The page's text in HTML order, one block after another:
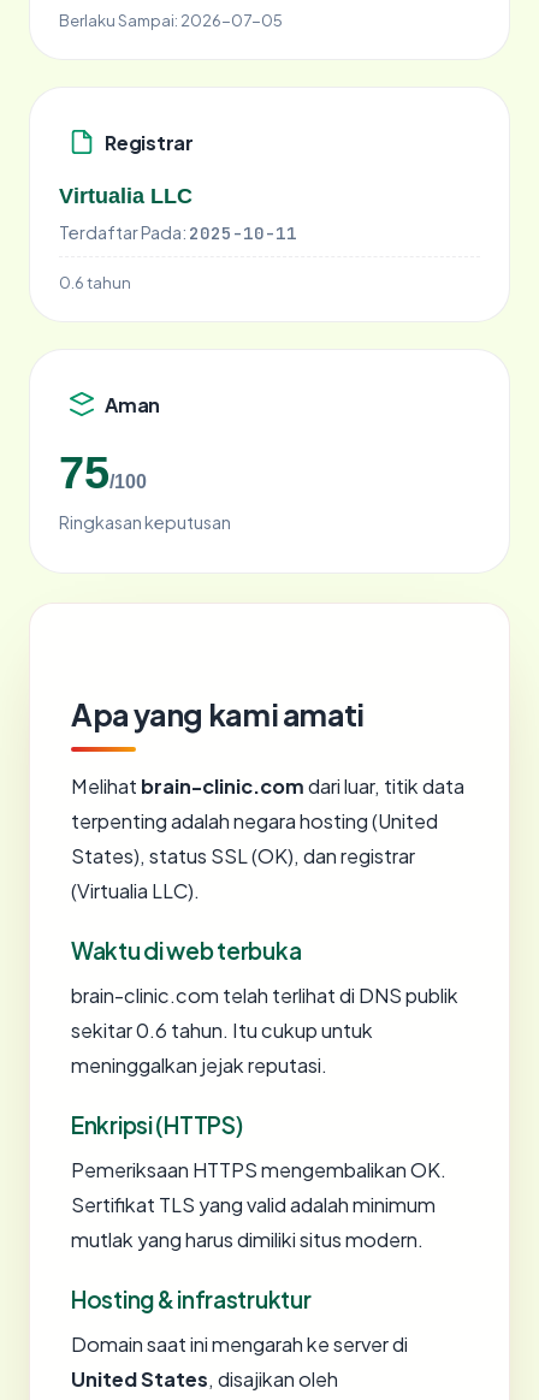
Berlaku Sampai: 2026-07-05
Registrar
Virtualia LLC
Terdaftar Pada: 2025-10-11
0.6 tahun
Aman
75/100
Ringkasan keputusan
Apa yang kami amati
Melihat brain-clinic.comdari luar, titik data
terpenting adalah negara hosting (United
States), status SSL (OK), dan registrar
(Virtualia LLC).
Waktu di web terbuka
brain-clinic.com telah terlihat di DNS publik
sekitar 0.6 tahun. Itu cukup untuk
meninggalkan jejak reputasi.
Enkripsi (HTTPS)
Pemeriksaan HTTPS mengembalikan OK.
Sertifikat TLS yang valid adalah minimum
mutlak yang harus dimiliki situs modern.
Hosting & infrastruktur
Domain saat ini mengarah ke server di
United States, disajikan oleh